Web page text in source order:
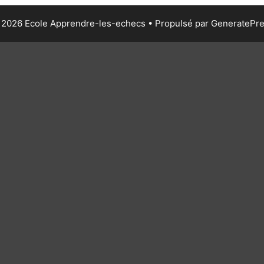
Ecole Apprendre-les-echecs • Propulsé par